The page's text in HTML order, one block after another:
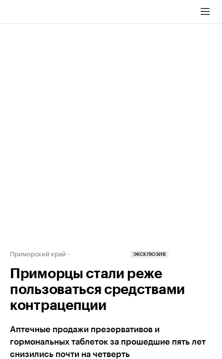
Приморский край ЭКСКЛЮЗИВ
Приморцы стали реже
пользоваться средствами
контрацепции
Аптечные продажи презервативов и
гормональных таблеток за прошедшие пять лет
снизились почти на четверть